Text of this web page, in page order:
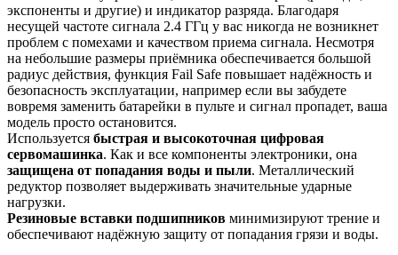
экспоненты и другие) и индикатор разряда. Благодаря
несущей частоте сигнала 2.4 ГГц у вас никогда не возникнет
проблем с помехами и качеством приема сигнала. Несмотря
на небольшие размеры приёмника обеспечивается большой
радиус действия, функция Fail Safe повышает надёжность и
безопасность эксплуатации, например если вы забудете
вовремя заменить батарейки в пульте и сигнал пропадет, ваша
модель просто остановится.
Используется быстрая и высокоточная цифровая
сервомашинка. Как и все компоненты электроники, она
защищена от попадания воды и пыли. Металлический
редуктор позволяет выдерживать значительные ударные
нагрузки.
Резиновые вставки подшипников минимизируют трение и
обеспечивают надёжную защиту от попадания грязи и воды.